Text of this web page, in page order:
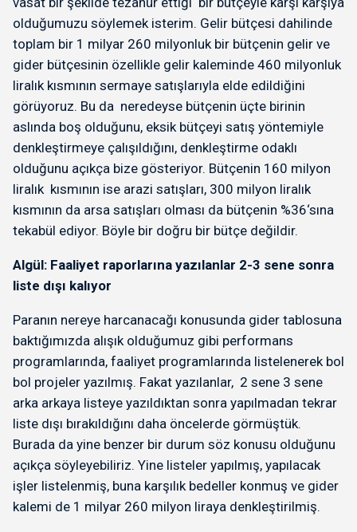
olduğumuzu söylemek isterim. Gelir bütçesi dahilinde
toplam bir 1 milyar 260 milyonluk bir bütçenin gelir ve
gider bütçesinin özellikle gelir kaleminde 460 milyonluk
liralık kısmının sermaye satışlarıyla elde edildiğini
görüyoruz. Bu da neredeyse bütçenin üçte birinin
aslında boş olduğunu, eksik bütçeyi satış yöntemiyle
denkleştirmeye çalışıldığını, denkleştirme odaklı
olduğunu açıkça bize gösteriyor. Bütçenin 160 milyon
liralık kısmının ise arazi satışları, 300 milyon liralık
kısmının da arsa satışları olması da bütçenin %36‘sına
tekabül ediyor. Böyle bir doğru bir bütçe değildir.
Algül: Faaliyet raporlarına yazılanlar 2-3 sene sonra
liste dışı kalıyor
Paranın nereye harcanacağı konusunda gider tablosuna
baktığımızda alışık olduğumuz gibi performans
programlarında, faaliyet programlarında listelenerek bol
bol projeler yazılmış. Fakat yazılanlar, 2 sene 3 sene
arka arkaya listeye yazıldıktan sonra yapılmadan tekrar
liste dışı bırakıldığını daha öncelerde görmüştük.
Burada da yine benzer bir durum söz konusu olduğunu
açıkça söyleyebiliriz. Yine listeler yapılmış, yapılacak
işler listelenmiş, buna karşılık bedeller konmuş ve gider
kalemi de 1 milyar 260 milyon liraya denkleştirilmiş.